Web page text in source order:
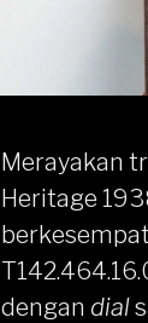
Merayakan
Heritage
dengan dial